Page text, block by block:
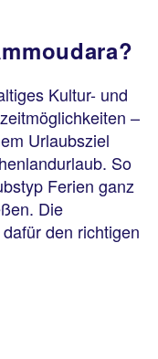
Kultur- und
–
Urlaubsziel
So
Ferien ganz
Die
den richtigen